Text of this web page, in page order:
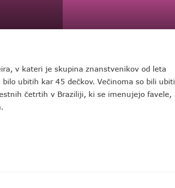
v kateri je skupina znanstvenikov od leta
ubitih kar 45 dečkov. Večinoma so bili ubiti
četrtih v Braziliji, ki se imenujejo favele,